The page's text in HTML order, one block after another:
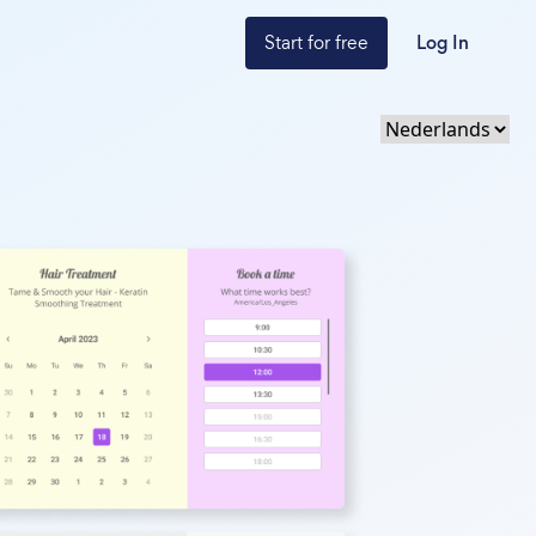
Start for free Log In